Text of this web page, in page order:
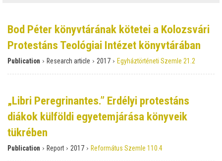
Bod Péter könyvtárának kötetei a Kolozsvári
Protestáns Teológiai Intézet könyvtárában
Publication › Research article › 2017 › Egyháztörténeti Szemle 21.2
„Libri Peregrinantes.” Erdélyi protestáns
diákok külföldi egyetemjárása könyveik
tükrében
Publication › Report › 2017 › Református Szemle 110.4